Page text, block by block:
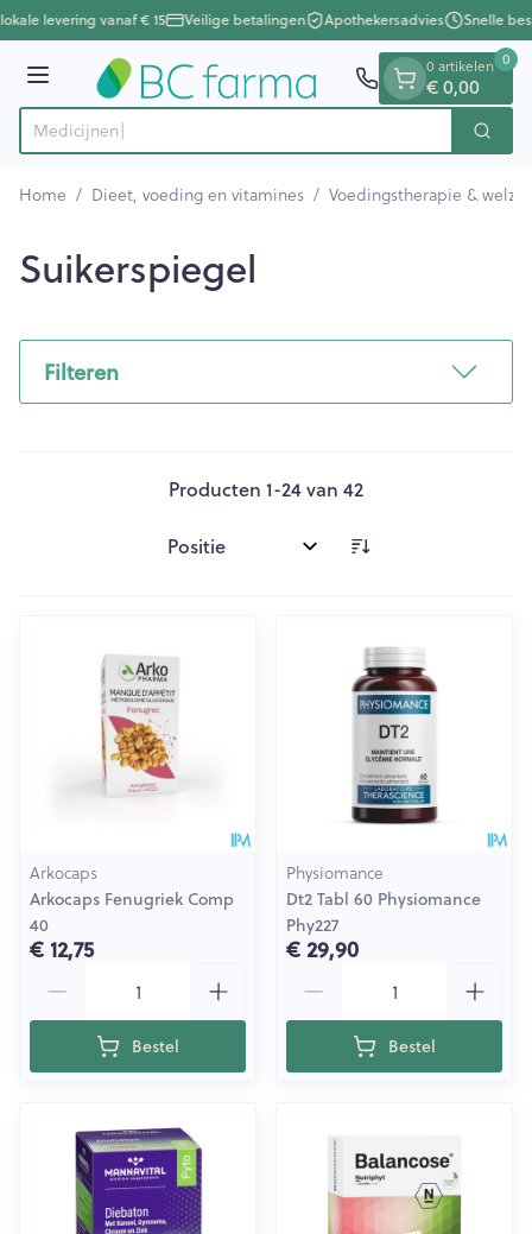
Ga naar de inhoud
1 van 1
levering vanaf € 15 Veilige betalingen Apothekersadvies Snelle
Menu
Product, merk, categorie...
Zoek
0 artikelen
€ 0,00
0
Home / Dieet, voeding en vitamines / Voedingstherapie &
Suikerspiegel
Filteren
Producten 1-24van 42
Sorteer op:
Arkocaps
Arkocaps Fenugriek Comp
40
€ 12,75
Bestel
Physiomance
Dt2 Tabl 60 Physiomance
Phy227
€ 29,90
Bestel